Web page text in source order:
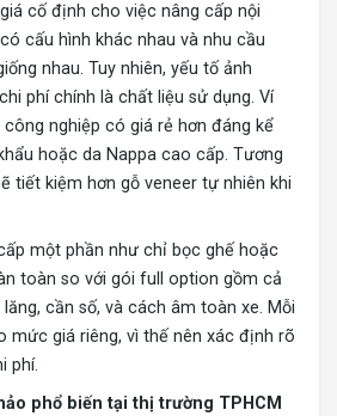
cố định cho việc nâng cấp nội
cấu hình khác nhau và nhu cầu
nhau. Tuy nhiên, yếu tố ảnh
phí chính là chất liệu sử dụng. Ví
nghiệp có giá rẻ hơn đáng kể
hoặc da Nappa cao cấp. Tương
tiết kiệm hơn gỗ veneer tự nhiên khi
một phần như chỉ bọc ghế hoặc
toàn so với gói full option gồm cả
cần số, và cách âm toàn xe. Mỗi
mức giá riêng, vì thế nên xác định rõ
phí.
phổ biến tại thị trường TPHCM